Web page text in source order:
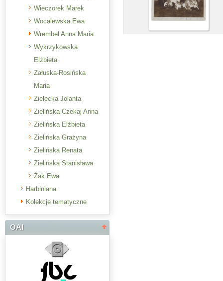
Wieczorek Marek
Wocalewska Ewa
Wrembel Anna Maria
Wykrzykowska
Elżbieta
Załuska-Rosińska
Maria
Zielecka Jolanta
Zielińska-Czekaj Anna
Zielińska Elżbieta
Zielińska Grażyna
Zielińska Renata
Zielińska Stanisława
Żak Ewa
Harbiniana
Kolekcje tematyczne
OAI